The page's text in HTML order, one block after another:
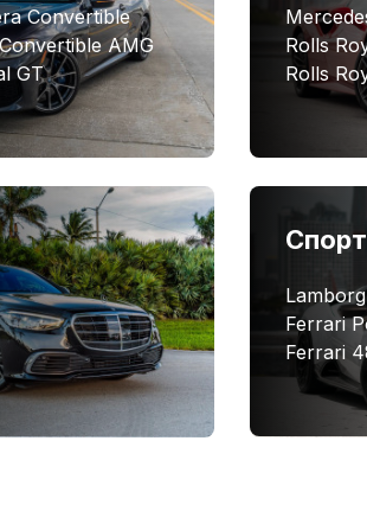
и шика в каждой детали:
лаконичные линии кузова
салона
натуральной кожей и
декора из алюминия и
Aventador по лучшей
Concierge предлагает уникальную
суперкар с выгодой. Мы подберем
по самой низкой цене в Майами, и
или офису. Испытайте
сегодня!
Convertible
AMG
GT
Rolls
Rolls
Ferrari
Ferrari